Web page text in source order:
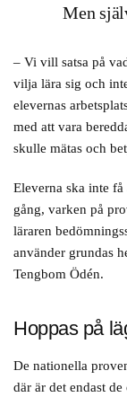
Men
– Vi vill satsa på
vilja lära sig och
elevernas
med att vara
skulle mätas och
Eleverna ska inte
gång, varken på
läraren
använder grundas
Tengbom Ödén.
Hoppas på
De nationella
där är det endast